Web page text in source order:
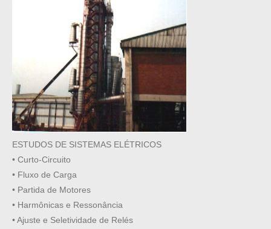
ESTUDOS DE SISTEMAS ELÉTRICOS
• Curto-Circuito
• Fluxo de Carga
• Partida de Motores
• Harmônicas e Ressonância
• Ajuste e Seletividade de Relés